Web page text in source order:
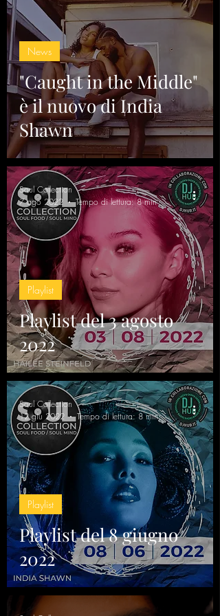
"Caught in the Middle"
è il nuovo di India
Shawn
News
Playlist del 3 agosto
2022
Playlist
Soul Collection
7 ago 2022
Tempo di lettura: 8 min
Playlist del 8 giugno
2022
Playlist
Soul Collection
12 giu 2022
Tempo di lettura: 8 min